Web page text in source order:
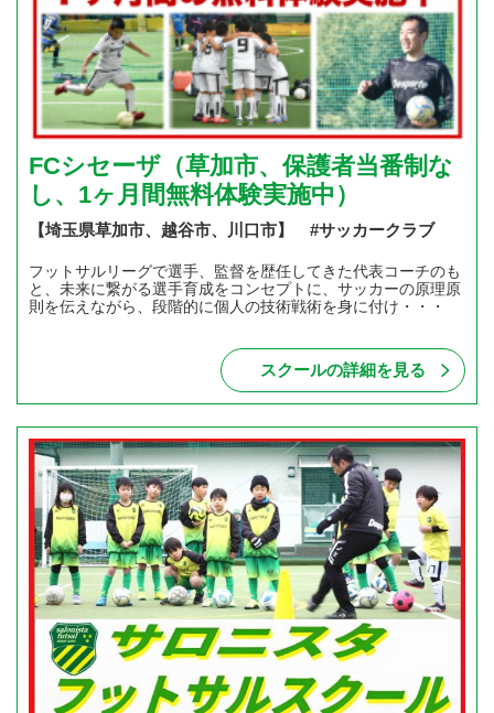
FCシセーザ（草加市、保護者当番制な
し、1ヶ月間無料体験実施中）
【埼玉県草加市、越谷市、川口市】 #サッカークラブ
フットサルリーグで選手、監督を歴任してきた代表コーチのも
と、未来に繋がる選手育成をコンセプトに、サッカーの原理原
則を伝えながら、段階的に個人の技術戦術を身に付け・・・
スクールの詳細を見る